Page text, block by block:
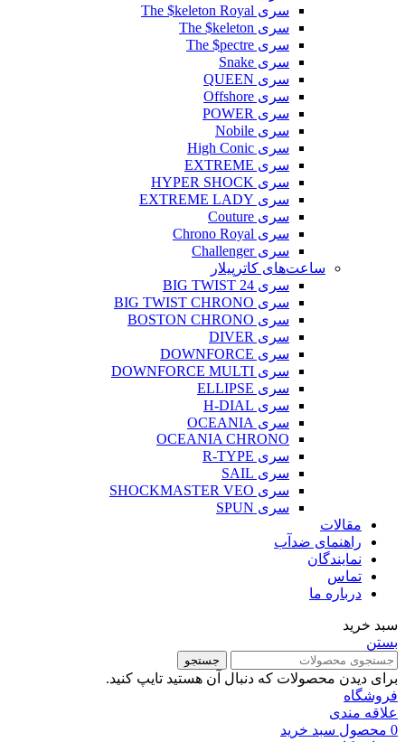
سری The $keleton Royal
سری The $keleton
سری The $pectre
سری Snake
سری QUEEN
سری Offshore
سری POWER
سری Nobile
سری High Conic
سری EXTREME
سری HYPER SHOCK
سری EXTREME LADY
سری Couture
سری Chrono Royal
سری Challenger
ساعت‌های کاترپیلار
سری BIG TWIST 24
سری BIG TWIST CHRONO
سری BOSTON CHRONO
سری DIVER
سری DOWNFORCE
سری DOWNFORCE MULTI
سری ELLIPSE
سری H-DIAL
سری OCEANIA
OCEANIA CHRONO
سری R-TYPE
سری SAIL
سری SHOCKMASTER VEO
سری SPUN
مقالات
راهنمای ضدآب
نمایندگان
تماس
درباره ما
سبد خرید
بستن
جستجو
برای دیدن محصولات که دنبال آن هستید تایپ کنید.
فروشگاه
علاقه مندی
0 محصول سبد خرید